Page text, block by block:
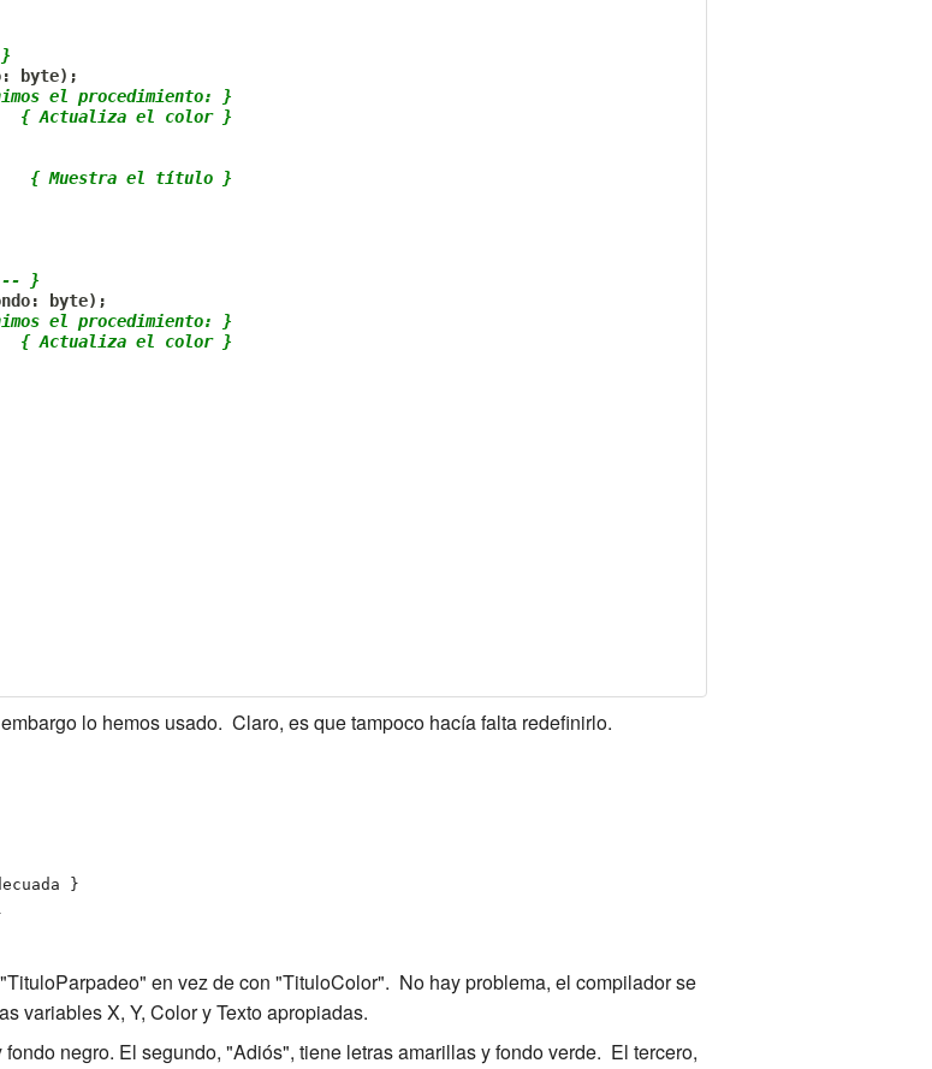
: byte) ;
el procedimiento: }
{ Actualiza el color }
{ Muestra el título }
}
: byte) ;
el procedimiento: }
{ Actualiza el color }
lo hemos usado. Claro, es que tampoco hacía falta redefinirlo.
}
en vez de con "TituloColor". No hay problema, el compilador se
variables X, Y, Color y Texto apropiadas.
negro. El segundo, "Adiós", tiene letras amarillas y fondo verde. El tercero,